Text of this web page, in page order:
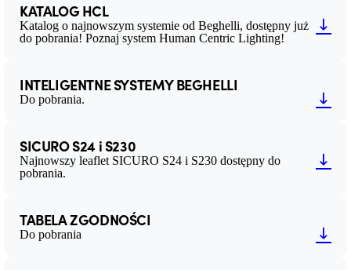
KATALOG HCL
Katalog o najnowszym systemie od Beghelli, dostępny już
do pobrania! Poznaj system Human Centric Lighting!
INTELIGENTNE SYSTEMY BEGHELLI
Do pobrania.
SICURO S24 i S230
Najnowszy leaflet SICURO S24 i S230 dostępny do
pobrania.
TABELA ZGODNOŚCI
Do pobrania